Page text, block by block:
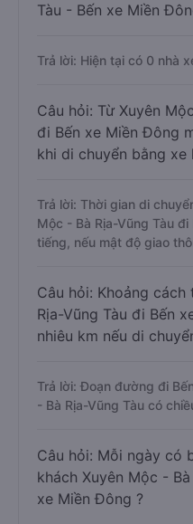
Tàu - Bến xe Miền
Trả lời: Hiện tại có 0 nhà
Câu hỏi: Từ Xuyên
đi Bến xe Miền Đông
khi di chuyển bằng xe
Trả lời: Thời gian di
Mộc - Bà Rịa-Vũng Tàu
tiếng, nếu mật độ giao
Câu hỏi: Khoảng
Rịa-Vũng Tàu đi Bến
nhiêu km nếu di
Trả lời: Đoạn đường đi
- Bà Rịa-Vũng Tàu có
Câu hỏi: Mỗi ngày có
khách Xuyên Mộc -
xe Miền Đông ?